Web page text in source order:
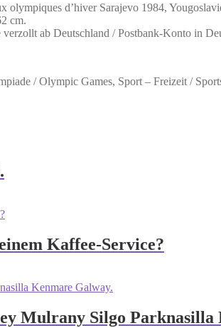
d’hiver Sarajevo 1984,
cm.
ab Deutschland / Postbank-Konto in
/ Olympic Games, Sport – Freizeit /
Kaffee-Service?
Mulrany Silgo Parknasilla